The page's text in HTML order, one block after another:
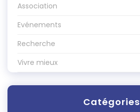
Association
Evénements
Recherche
Vivre mieux
Catégories